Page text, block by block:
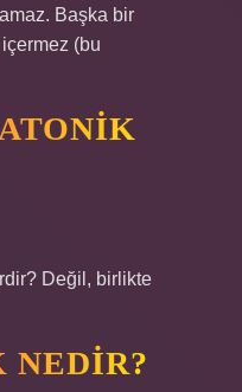
Başka bir
(bu
Değil, birlikte
NEDIR?